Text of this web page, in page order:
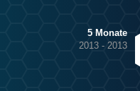
5 Monate
2013 - 2013